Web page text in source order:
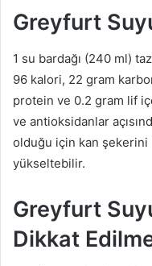
Greyfurt
1 su bardağı (240 ml)
96 kalori, 22 gram
protein ve 0.2 gram lif
ve antioksidanlar
olduğu için kan şekerini
yükseltebilir.
Greyfurt
Dikkat